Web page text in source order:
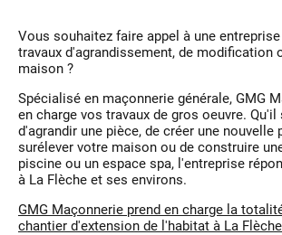
Vous souhaitez faire appel à une
travaux d'agrandissement, de modification
maison ?
Spécialisé en maçonnerie générale, GMG
en charge vos travaux de gros oeuvre. Qu'il
d'agrandir une pièce, de créer une nouvelle
surélever votre maison ou de construire
piscine ou un espace spa, l'entreprise
à La Flèche et ses environs.
GMG Maçonnerie prend en charge la
chantier d'extension de l'habitat à La